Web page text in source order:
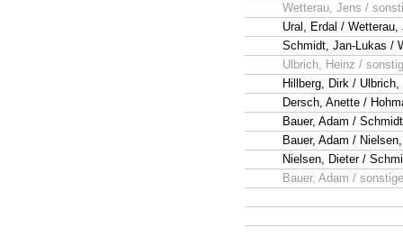
Wetterau, Jens /
Ural, Erdal / Wetterau,
Schmidt, Jan-Lukas /
Ulbrich, Heinz /
Hillberg, Dirk / Ulbrich,
Dersch, Anette /
Bauer, Adam /
Bauer, Adam /
Nielsen, Dieter /
Bauer, Adam /